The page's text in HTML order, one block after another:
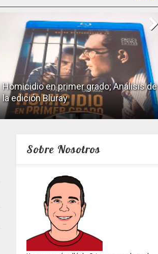
Homicidio en primer grado; Análisis de
la edición Bluray
Sobre Nosotros